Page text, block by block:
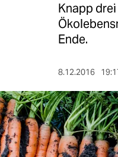
Knapp
Ende.
8.12.2016